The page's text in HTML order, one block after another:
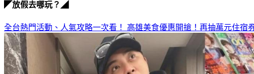
◤放假去哪玩？◢
全台熱門活動、人氣攻略一次看！ 高雄美食優惠開搶！再抽萬元住宿